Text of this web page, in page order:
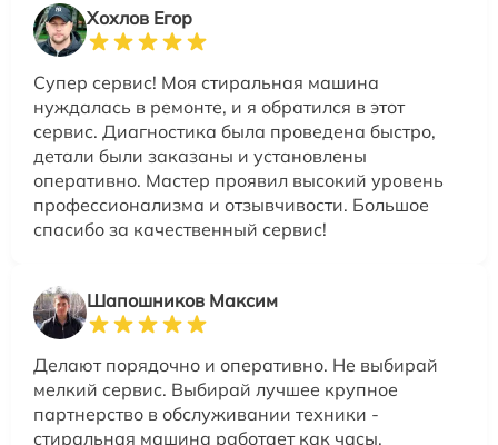
Хохлов Егор
Супер сервис! Моя стиральная машина
нуждалась в ремонте, и я обратился в этот
сервис. Диагностика была проведена быстро,
детали были заказаны и установлены
оперативно. Мастер проявил высокий уровень
профессионализма и отзывчивости. Большое
спасибо за качественный сервис!
Шапошников Максим
Делают порядочно и оперативно. Не выбирай
мелкий сервис. Выбирай лучшее крупное
партнерство в обслуживании техники -
стиральная машина работает как часы.